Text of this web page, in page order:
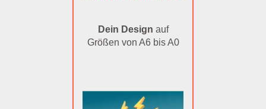
Dein Design auf
Größen von A6 bis A0